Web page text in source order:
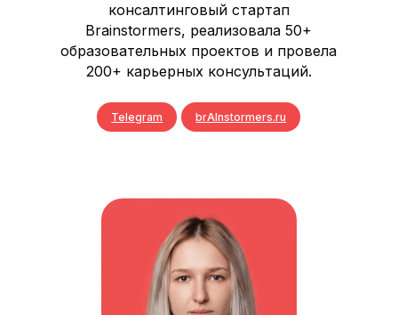
консалтинговый стартап
Brainstormers, реализовала 50+
образовательных проектов и провела
200+ карьерных консультаций.
Telegram brAInstormers.ru